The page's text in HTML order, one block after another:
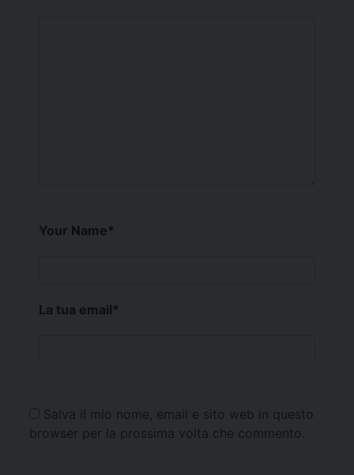
Your Name*
La tua email*
Salva il mio nome, email e sito web in questo
browser per la prossima volta che commento.